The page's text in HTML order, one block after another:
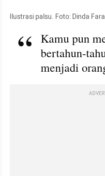
Ilustrasi palsu. Foto: Dinda
Kamu pun
bertahun-
menjadi